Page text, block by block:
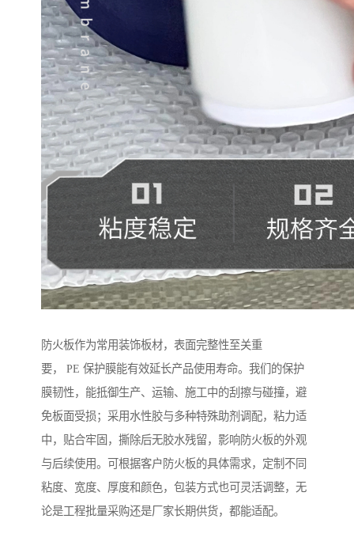
防火板作为常用装饰板材，表面完整性至关重
要， PE 保护膜能有效延长产品使用寿命。我们的保护
膜韧性，能抵御生产、运输、施工中的刮擦与碰撞，避
免板面受损；采用水性胶与多种特殊助剂调配，粘力适
中，贴合牢固，撕除后无胶水残留，影响防火板的外观
与后续使用。可根据客户防火板的具体需求，定制不同
粘度、宽度、厚度和颜色，包装方式也可灵活调整，无
论是工程批量采购还是厂家长期供货，都能适配。